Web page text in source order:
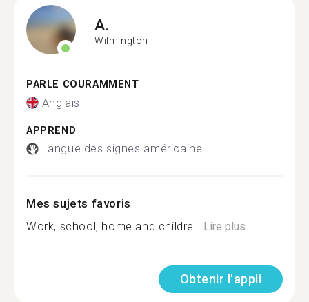
A.
Wilmington
PARLE COURAMMENT
Anglais
APPREND
Langue des signes américaine
Mes sujets favoris
Work, school, home and childre...Lire plus
Obtenir l'appli